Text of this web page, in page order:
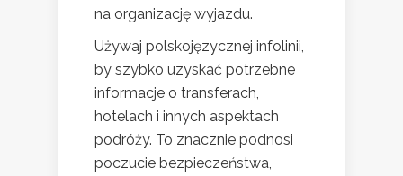
na organizację wyjazdu.
Używaj polskojęzycznej infolinii,
by szybko uzyskać potrzebne
informacje o transferach,
hotelach i innych aspektach
podróży. To znacznie podnosi
poczucie bezpieczeństwa,